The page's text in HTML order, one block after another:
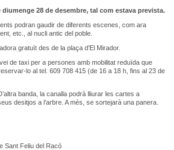
28 de desembre, tal com estava prevista.
podran gaudir de diferents escenes, com ara
etc., al nucli antic del poble.
gratuït des de la plaça d’El Mirador.
de taxi per a persones amb mobilitat reduïda que
lo al tel. 609 708 415 (de 16 a 18 h, fins al 23 de
banda, la canalla podrà lliurar les cartes a
desitjos a l’arbre. A més, se sortejarà una panera.
Sant Feliu del Racó